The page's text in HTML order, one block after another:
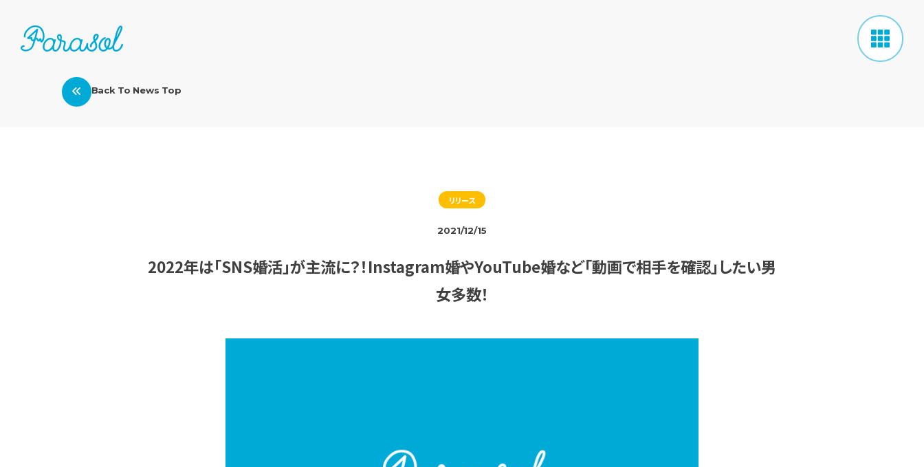
Back To News Top
リリース
2021/12/15
2022年は「SNS婚活」が主流に？！Instagram婚やYouTube婚など「動画で相手を確認」したい男
女多数！